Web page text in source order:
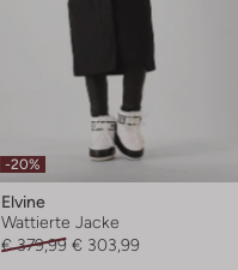
-20%
Elvine
Wattierte Jacke
€ 379,99 € 303,99